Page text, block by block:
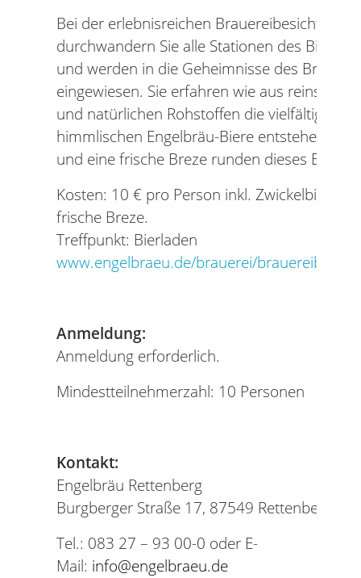
Bei der erlebnisreichen Brauereibesichtigung
durchwandern Sie alle Stationen des
und werden in die Geheimnisse des
eingewiesen. Sie erfahren wie aus reinstem
und natürlichen Rohstoffen die vielfältigen,
himmlischen Engelbräu-Biere entstehen.
und eine frische Breze runden dieses
Kosten: 10 € pro Person inkl.
frische Breze.
Treffpunkt: Bierladen
www.engelbraeu.de/brauerei/
Anmeldung:
Anmeldung erforderlich.
Mindestteilnehmerzahl: 10 Personen
Kontakt:
Engelbräu Rettenberg
Burgberger Straße 17, 87549 Rettenberg /
Tel.: 083 27 – 93 00-0 oder E-
Mail: info@engelbraeu.de